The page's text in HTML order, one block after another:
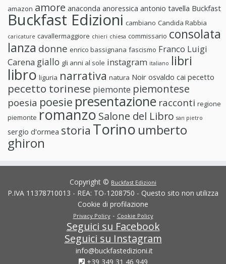
amazon amore anaconda anoressica antonio tavella Buckfast
Buckfast Edizioni cambiano Candida Rabbia
caricature cavallermaggiore chieri chiesa commissario consolata
lanza donne enrico bassignana fascismo Franco Luigi
Carena giallo gli anni al sole instagram italiano libri
libro liguria narrativa natura Noir osvaldo cai pecetto
pecetto torinese piemonte piemontese
poesia poesie presentazione racconti regione
piemonte romanzo Salone del Libro san pietro
sergio d'ormea storia Torino umberto
ghiron
Copyright © Buckfast Edizioni
P.IVA 11378710013 - REA: TO-1208750 - Questo sito non utilizza
Cookie di profilazione
Privacy Policy- Cookie Policy
Seguici su Facebook
Seguici su Instagram
info@buckfastedizioni.it
+39 349 31 46 949